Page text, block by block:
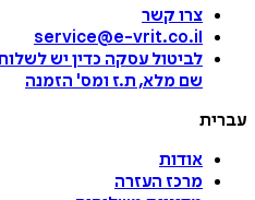
צרו קשר
service@e-vrit.co.il
לביטול עסקה כדין יש לשלוח
שם מלא, ת.ז ומס' הזמנה
עברית
אודות
מרכז העזרה